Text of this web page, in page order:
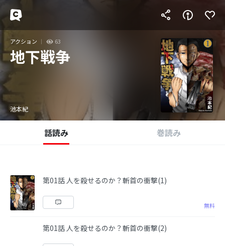
アクション 63
地下戦争
池本紀
話読み 巻読み
第01話 人を殺せるのか？斬首の衝撃(1)
無料
第01話 人を殺せるのか？斬首の衝撃(2)